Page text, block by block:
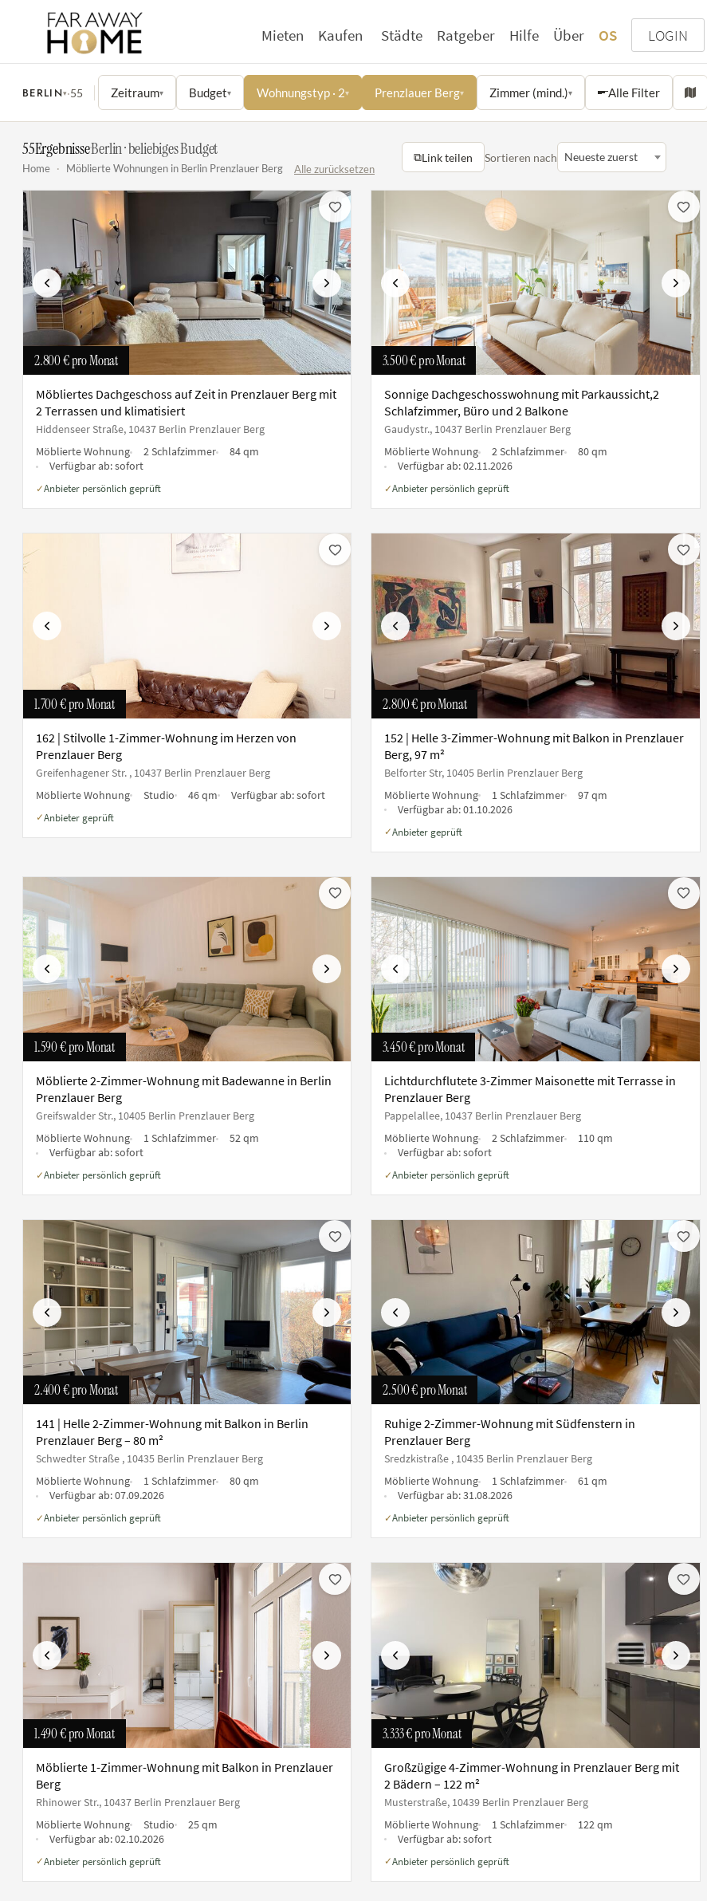
Mieten Kaufen Städte Ratgeber Hilfe Über OS LOGIN
BERLIN▾·55 Zeitraum▾ Budget▾ Wohnungstyp · 2▾ Prenzlauer Berg▾ Zimmer (mind.)▾ Alle Filter
55Ergebnisse·Berlin · beliebiges Budget
Home · Möblierte Wohnungen in Berlin Prenzlauer Berg Alle zurücksetzen
⧉Link teilen Sortieren nach Neueste zuerst
Vorherige Nächste
2.800 €pro Monat
Möbliertes Dachgeschoss auf Zeit in Prenzlauer Berg mit
2 Terrassen und klimatisiert
Hiddenseer Straße, 10437 Berlin Prenzlauer Berg
Möblierte Wohnung
2 Schlafzimmer
84 qm
Verfügbar ab:sofort
✓Anbieter persönlich geprüft
Vorherige Nächste
3.500 €pro Monat
Sonnige Dachgeschosswohnung mit Parkaussicht,2
Schlafzimmer, Büro und 2 Balkone
Gaudystr., 10437 Berlin Prenzlauer Berg
Möblierte Wohnung
2 Schlafzimmer
80 qm
Verfügbar ab:02.11.2026
✓Anbieter persönlich geprüft
Vorherige Nächste
1.700 €pro Monat
162 | Stilvolle 1-Zimmer-Wohnung im Herzen von
Prenzlauer Berg
Greifenhagener Str. , 10437 Berlin Prenzlauer Berg
Möblierte Wohnung
Studio 46 qm Verfügbar ab:sofort
✓Anbieter geprüft
Vorherige Nächste
2.800 €pro Monat
152 | Helle 3-Zimmer-Wohnung mit Balkon in Prenzlauer
Berg, 97 m²
Belforter Str, 10405 Berlin Prenzlauer Berg
Möblierte Wohnung
1 Schlafzimmer
97 qm
Verfügbar ab:01.10.2026
✓Anbieter geprüft
Vorherige Nächste
1.590 €pro Monat
Möblierte 2-Zimmer-Wohnung mit Badewanne in Berlin
Prenzlauer Berg
Greifswalder Str., 10405 Berlin Prenzlauer Berg
Möblierte Wohnung
1 Schlafzimmer
52 qm
Verfügbar ab:sofort
✓Anbieter persönlich geprüft
Vorherige Nächste
3.450 €pro Monat
Lichtdurchflutete 3-Zimmer Maisonette mit Terrasse in
Prenzlauer Berg
Pappelallee, 10437 Berlin Prenzlauer Berg
Möblierte Wohnung
2 Schlafzimmer
110 qm
Verfügbar ab:sofort
✓Anbieter persönlich geprüft
Vorherige Nächste
2.400 €pro Monat
141 | Helle 2-Zimmer-Wohnung mit Balkon in Berlin
Prenzlauer Berg – 80 m²
Schwedter Straße , 10435 Berlin Prenzlauer Berg
Möblierte Wohnung
1 Schlafzimmer
80 qm
Verfügbar ab:07.09.2026
✓Anbieter persönlich geprüft
Vorherige Nächste
2.500 €pro Monat
Ruhige 2-Zimmer-Wohnung mit Südfenstern in
Prenzlauer Berg
Sredzkistraße , 10435 Berlin Prenzlauer Berg
Möblierte Wohnung
1 Schlafzimmer
61 qm
Verfügbar ab:31.08.2026
✓Anbieter persönlich geprüft
Vorherige Nächste
1.490 €pro Monat
Möblierte 1-Zimmer-Wohnung mit Balkon in Prenzlauer
Berg
Rhinower Str., 10437 Berlin Prenzlauer Berg
Möblierte Wohnung
Studio
25 qm
Verfügbar ab:02.10.2026
✓Anbieter persönlich geprüft
Vorherige Nächste
3.333 €pro Monat
Großzügige 4-Zimmer-Wohnung in Prenzlauer Berg mit
2 Bädern – 122 m²
Musterstraße, 10439 Berlin Prenzlauer Berg
Möblierte Wohnung
1 Schlafzimmer
122 qm
Verfügbar ab:sofort
✓Anbieter persönlich geprüft